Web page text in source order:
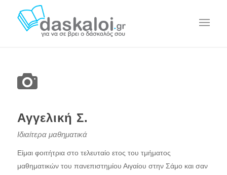
Αγγελική Σ.
Ιδιαίτερα μαθηματικά
Είμαι φοιτήτρια στο τελευταίο ετος του τμήματος
μαθηματικών του πανεπιστημίου Αιγαίου στην Σάμο και σαν